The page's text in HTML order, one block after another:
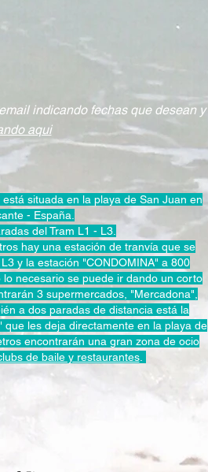
indicando fechas que desean y
aqui
situada en la playa de San Juan en
- España.
del Tram L1 - L3.
hay una estación de tranvía que se
y la estación "CONDOMINA" a 800
necesario se puede ir dando un corto
3 supermercados, "Mercadona",
a dos paradas de distancia está la
que les deja directamente en la playa de
encontrarán una gran zona de ocio
de baile y restaurantes.